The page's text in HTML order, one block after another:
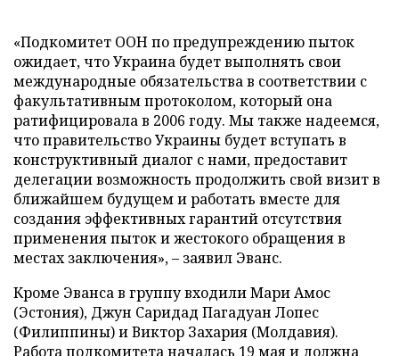
«Подкомитет ООН по предупреждению пыток
ожидает, что Украина будет выполнять свои
международные обязательства в соответствии с
факультативным протоколом, который она
ратифицировала в 2006 году. Мы также надеемся,
что правительство Украины будет вступать в
конструктивный диалог с нами, предоставит
делегации возможность продолжить свой визит в
ближайшем будущем и работать вместе для
создания эффективных гарантий отсутствия
применения пыток и жестокого обращения в
местах заключения», – заявил Эванс.
Кроме Эванса в группу входили Мари Амос
(Эстония), Джун Саридад Пагадуан Лопес
(Филиппины) и Виктор Захария (Молдавия).
Работа подкомитета началась 19 мая и должна